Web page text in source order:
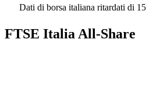
Dati di borsa italiana ritardati di
FTSE Italia All-Share